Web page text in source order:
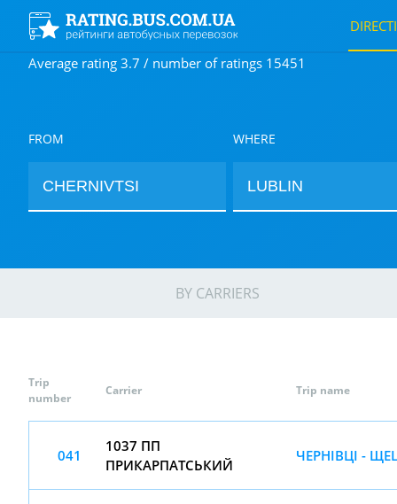
Average rating 3.7 / number of ratings 15451
FROM WHERE
BY CARRIERS
Trip
number
Carrier Trip name
041
1037 ПП
ПРИКАРПАТСЬКИЙ
ЧЕРНІВЦІ -